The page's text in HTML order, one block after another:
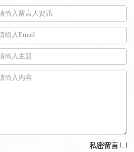
私密留言